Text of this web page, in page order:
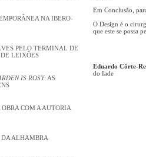
NA IBERO-
PELO TERMINAL DE
DE LEIXÕES
IS ROSY: AS
COM A AUTORIA
DA ALHAMBRA
Em Conclusão,
O Design é o
que este se possa
Eduardo Côrte-
do Iade